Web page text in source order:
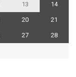
13 14
20 21
27 28